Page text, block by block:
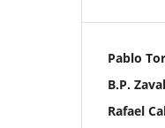
Pablo
B.P.
Rafael